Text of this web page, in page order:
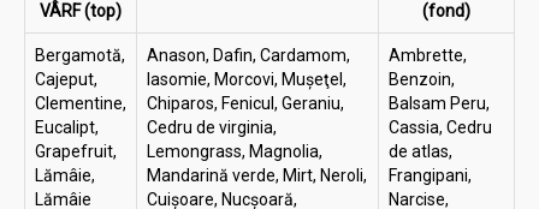
VÂRF (top)
(fond)
Bergamotă,
Cajeput,
Clementine,
Eucalipt,
Grapefruit,
Lămâie,
Lămâie
Anason, Dafin, Cardamom,
Iasomie, Morcovi, Muşeţel,
Chiparos, Fenicul, Geraniu,
Cedru de virginia,
Lemongrass, Magnolia,
Mandarină verde, Mirt, Neroli,
Cuişoare, Nucşoară,
Ambrette,
Benzoin,
Balsam Peru,
Cassia, Cedru
de atlas,
Frangipani,
Narcise,